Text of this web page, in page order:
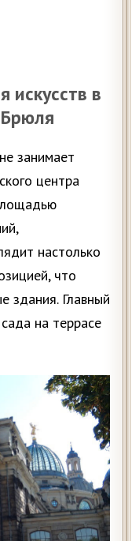
искусств в
занимает
центра
настолько
что
здания. Главный
на террасе